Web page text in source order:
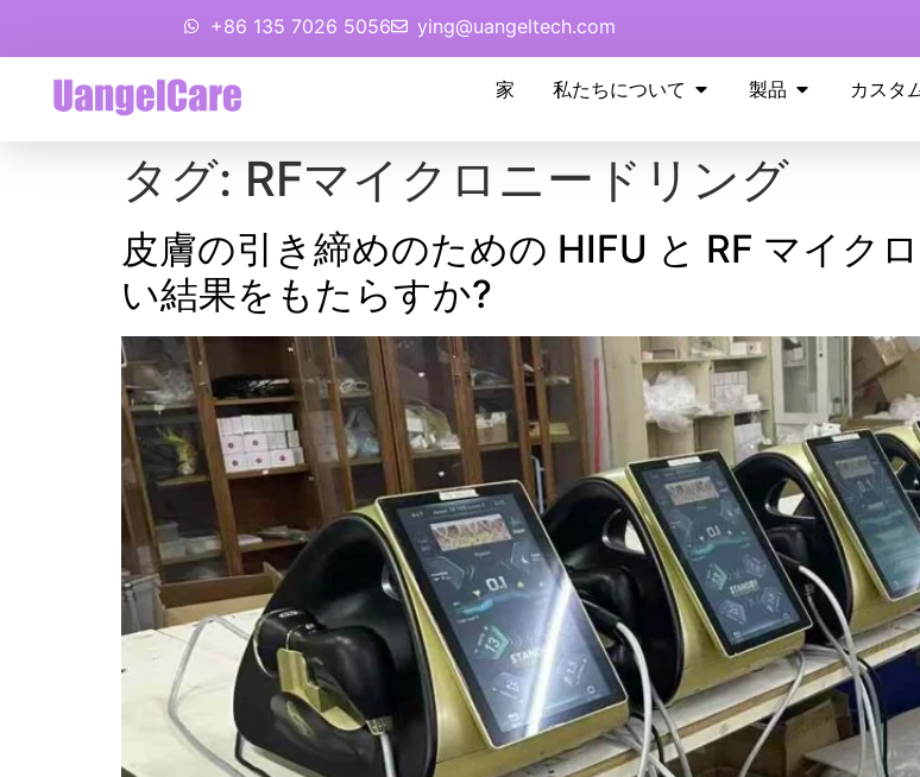
+86 135 7026 5056 ying@uangeltech.com
家 私たちについて 製品 カスタ
タグ: RFマイクロニードリング
皮膚の引き締めのための HIFU と RF マイク
い結果をもたらすか?